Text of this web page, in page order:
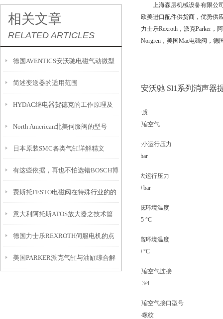
相关文章
RELATED ARTICLES
德国AVENTICS安沃驰电磁气动微型
滑阀工作原理
简述变送器的适用范围
HYDAC继电器贺德克的工作原理及
其应用介绍
North American北美伺服阀的型号
日本原装SMC各类气缸详解精文
有这些依据，再也不怕选错BOSCH博
世电磁阀了
费斯托FESTO电磁阀在特殊行业的的
突出贡献
意大利阿托斯ATOS放大器之技术篇
德国力士乐REXROTH伺服电机的点
滴总结普及
美国PARKER派克气缸与油缸综合解
上海森层机械设备有限公司
欧美进口配件供货商，优势供
力士乐Rexroth，派克Parker，
Norgren，美国Mac电磁阀，
安沃驰 Sl1系列消声器
介质
压缩空气
最小运行压力
0 bar
Z大运行压力
10 bar
Z低环境温度
-25 °C
Z高环境温度
80 °C
压缩空气连接
G 3/4
压缩空气接口型号
外螺纹